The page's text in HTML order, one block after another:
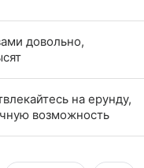
довольно,
на ерунду,
возможность